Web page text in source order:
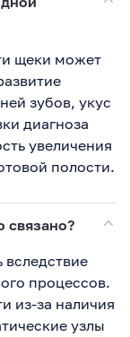
щеки может
зубов, укус
диагноза
увеличения
полости.
связано?
вследствие
процессов.
из-за наличия
узлы